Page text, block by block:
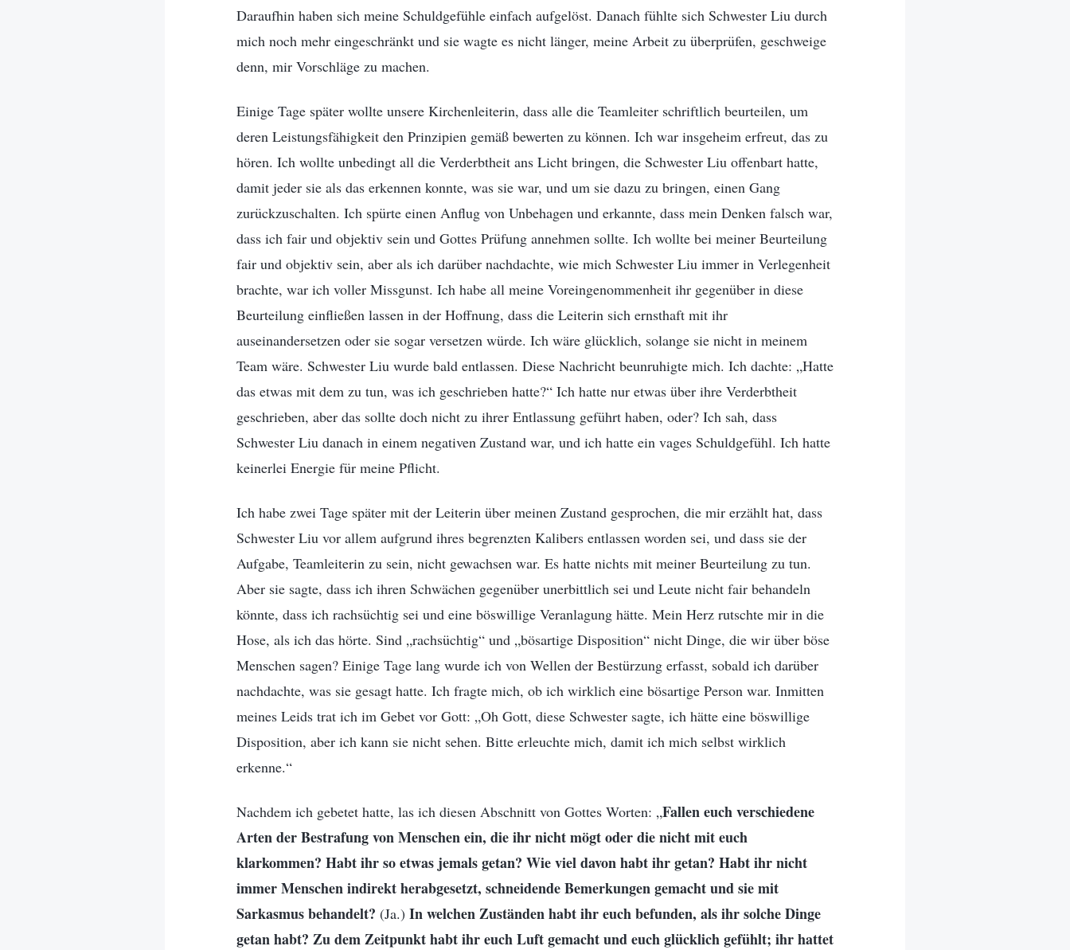
Daraufhin haben sich meine Schuldgefühle einfach aufgelöst. Danach fühlte sich Schwester Liu durch
mich noch mehr eingeschränkt und sie wagte es nicht länger, meine Arbeit zu überprüfen, geschweige
denn, mir Vorschläge zu machen.
Einige Tage später wollte unsere Kirchenleiterin, dass alle die Teamleiter schriftlich beurteilen, um
deren Leistungsfähigkeit den Prinzipien gemäß bewerten zu können. Ich war insgeheim erfreut, das zu
hören. Ich wollte unbedingt all die Verderbtheit ans Licht bringen, die Schwester Liu offenbart hatte,
damit jeder sie als das erkennen konnte, was sie war, und um sie dazu zu bringen, einen Gang
zurückzuschalten. Ich spürte einen Anflug von Unbehagen und erkannte, dass mein Denken falsch war,
dass ich fair und objektiv sein und Gottes Prüfung annehmen sollte. Ich wollte bei meiner Beurteilung
fair und objektiv sein, aber als ich darüber nachdachte, wie mich Schwester Liu immer in Verlegenheit
brachte, war ich voller Missgunst. Ich habe all meine Voreingenommenheit ihr gegenüber in diese
Beurteilung einfließen lassen in der Hoffnung, dass die Leiterin sich ernsthaft mit ihr
auseinandersetzen oder sie sogar versetzen würde. Ich wäre glücklich, solange sie nicht in meinem
Team wäre. Schwester Liu wurde bald entlassen. Diese Nachricht beunruhigte mich. Ich dachte: „Hatte
das etwas mit dem zu tun, was ich geschrieben hatte?“ Ich hatte nur etwas über ihre Verderbtheit
geschrieben, aber das sollte doch nicht zu ihrer Entlassung geführt haben, oder? Ich sah, dass
Schwester Liu danach in einem negativen Zustand war, und ich hatte ein vages Schuldgefühl. Ich hatte
keinerlei Energie für meine Pflicht.
Ich habe zwei Tage später mit der Leiterin über meinen Zustand gesprochen, die mir erzählt hat, dass
Schwester Liu vor allem aufgrund ihres begrenzten Kalibers entlassen worden sei, und dass sie der
Aufgabe, Teamleiterin zu sein, nicht gewachsen war. Es hatte nichts mit meiner Beurteilung zu tun.
Aber sie sagte, dass ich ihren Schwächen gegenüber unerbittlich sei und Leute nicht fair behandeln
könnte, dass ich rachsüchtig sei und eine böswillige Veranlagung hätte. Mein Herz rutschte mir in die
Hose, als ich das hörte. Sind „rachsüchtig“ und „bösartige Disposition“ nicht Dinge, die wir über böse
Menschen sagen? Einige Tage lang wurde ich von Wellen der Bestürzung erfasst, sobald ich darüber
nachdachte, was sie gesagt hatte. Ich fragte mich, ob ich wirklich eine bösartige Person war. Inmitten
meines Leids trat ich im Gebet vor Gott: „Oh Gott, diese Schwester sagte, ich hätte eine böswillige
Disposition, aber ich kann sie nicht sehen. Bitte erleuchte mich, damit ich mich selbst wirklich
erkenne.“
Nachdem ich gebetet hatte, las ich diesen Abschnitt von Gottes Worten: „Fallen euch verschiedene
Arten der Bestrafung von Menschen ein, die ihr nicht mögt oder die nicht mit euch
klarkommen? Habt ihr so etwas jemals getan? Wie viel davon habt ihr getan? Habt ihr nicht
immer Menschen indirekt herabgesetzt, schneidende Bemerkungen gemacht und sie mit
Sarkasmus behandelt? (Ja.) In welchen Zuständen habt ihr euch befunden, als ihr solche Dinge
getan habt? Zu dem Zeitpunkt habt ihr euch Luft gemacht und euch glücklich gefühlt; ihr hattet